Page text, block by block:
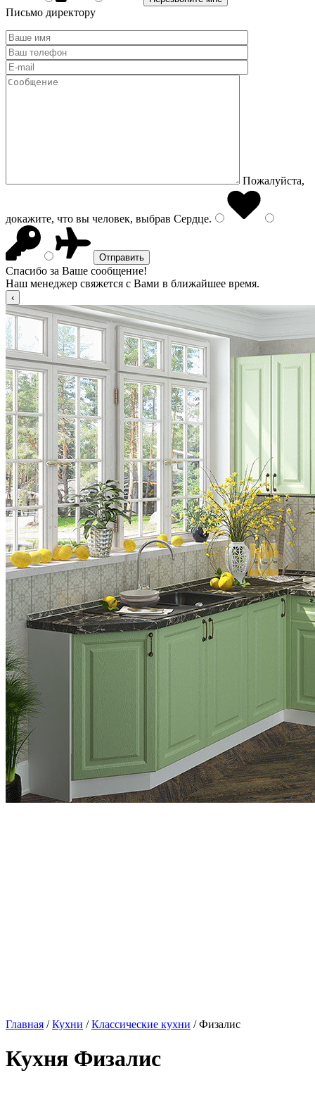
Письмо директору
Пожалуйста,
докажите, что вы человек, выбрав Сердце.
Спасибо за Ваше сообщение!
Наш менеджер свяжется с Вами в ближайшее время.
Главная /Кухни /Классические кухни / Физалис
Кухня Физалис